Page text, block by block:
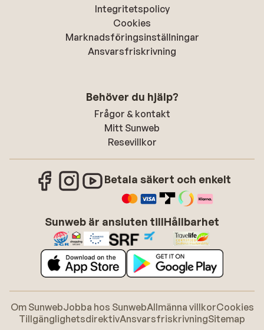
Integritetspolicy
Cookies
Marknadsföringsinställningar
Ansvarsfriskrivning
Behöver du hjälp?
Frågor & kontakt
Mitt Sunweb
Resevillkor
Betala säkert och enkelt
Sunweb är ansluten tillHållbarhet
Om SunwebJobba hos SunwebAllmänna villkorCookies
TillgänglighetsdirektivAnsvarsfriskrivningSitemap